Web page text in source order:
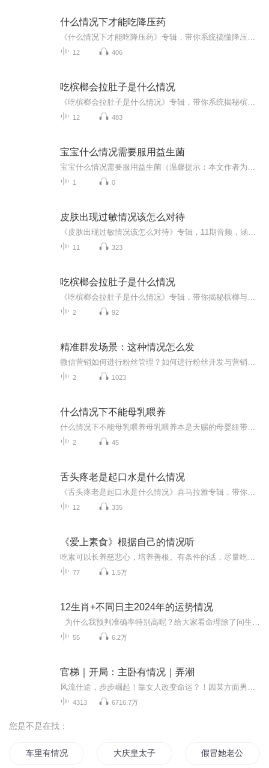
什么情况下才能吃降压药
12 406
吃槟榔会拉肚子是什么情况
12 483
宝宝什么情况需要服用益生菌
1 0
皮肤出现过敏情况该怎么对待
11 323
吃槟榔会拉肚子是什么情况
2 92
精准群发场景：这种情况怎么发
2 1023
什么情况下不能母乳喂养
2 45
舌头疼老是起口水是什么情况
12 335
《爱上素食》根据自己的情况听
77 1.5万
12生肖+不同日主2024年的运势情况
55 6.2万
官梯｜开局：主卧有情况｜弄潮
4313 6716.7万
您是不是在找：
车里有情况 大庆皇太子 假冒她老公